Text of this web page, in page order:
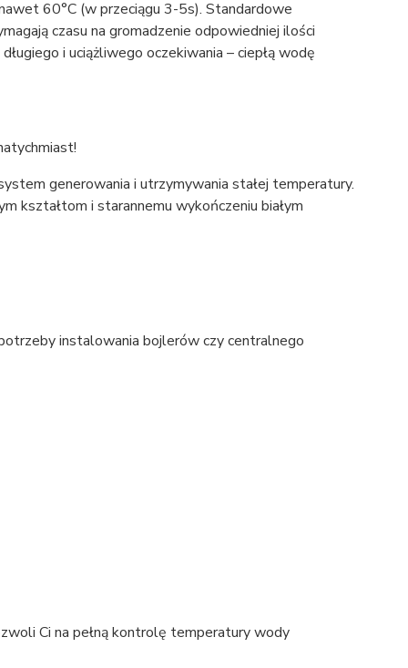
60°C (w przeciągu 3-5s). Standardowe
czasu na gromadzenie odpowiedniej ilości
i uciążliwego oczekiwania – ciepłą wodę
generowania i utrzymywania stałej temperatury.
kształtom i starannemu wykończeniu białym
instalowania bojlerów czy centralnego
Ci na pełną kontrolę temperatury wody